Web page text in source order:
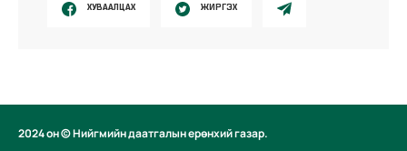
ХУВААЛЦАХ ЖИРГЭХ
2024 он © Нийгмийн даатгалын ерөнхий газар.